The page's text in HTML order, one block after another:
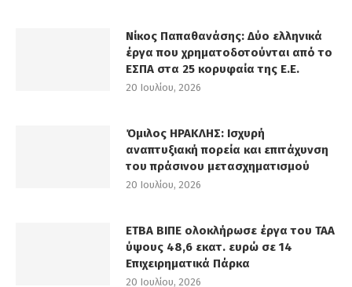
Νίκος Παπαθανάσης: Δύο ελληνικά
έργα που χρηματοδοτούνται από το
ΕΣΠΑ στα 25 κορυφαία της Ε.Ε.
20 Ιουλίου, 2026
Όμιλος ΗΡΑΚΛΗΣ: Ισχυρή
αναπτυξιακή πορεία και επιτάχυνση
του πράσινου μετασχηματισμού
20 Ιουλίου, 2026
ΕΤΒΑ ΒΙΠΕ ολοκλήρωσε έργα του ΤΑΑ
ύψους 48,6 εκατ. ευρώ σε 14
Επιχειρηματικά Πάρκα
20 Ιουλίου, 2026